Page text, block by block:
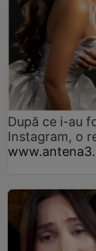
După ce i-au
Instagram, o